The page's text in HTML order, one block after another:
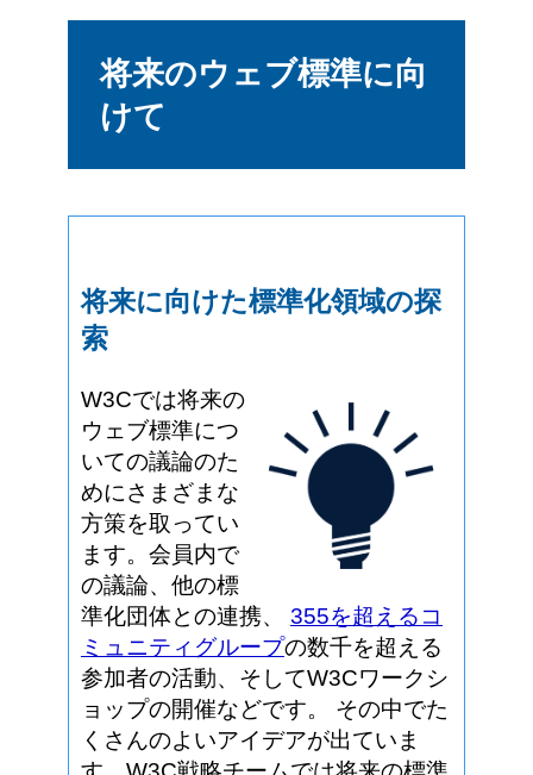
将来のウェブ標準に向
けて
将来に向けた標準化領域の探
索
W3Cでは将来の
ウェブ標準につ
いての議論のた
めにさまざまな
方策を取ってい
ます。会員内で
の議論、他の標
準化団体との連携、 355を超えるコ
ミュニティグループの数千を超える
参加者の活動、そしてW3Cワークシ
ョップの開催などです。 その中でた
くさんのよいアイデアが出ていま